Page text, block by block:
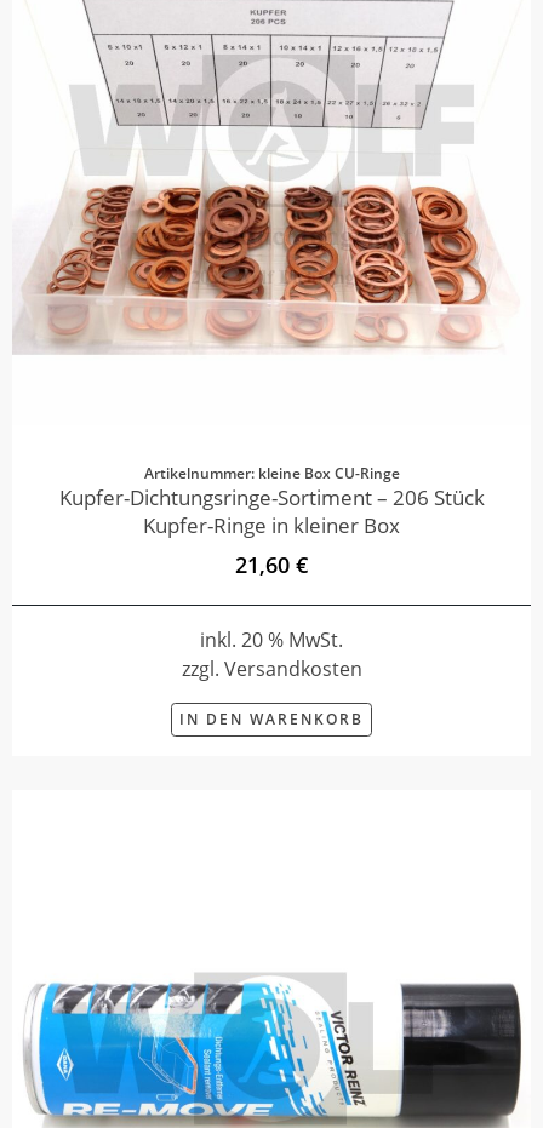
Artikelnummer: kleine Box CU-Ringe
Kupfer-Dichtungsringe-Sortiment – 206 Stück
Kupfer-Ringe in kleiner Box
21,60 €
inkl. 20 % MwSt.
zzgl. Versandkosten
IN DEN WARENKORB